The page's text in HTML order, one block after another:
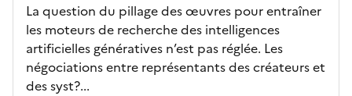
La question du pillage des œuvres pour entraîner
les moteurs de recherche des intelligences
artificielles génératives n’est pas réglée. Les
négociations entre représentants des créateurs et
des syst?...